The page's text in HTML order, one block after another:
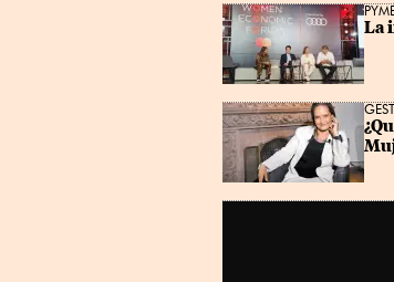
La